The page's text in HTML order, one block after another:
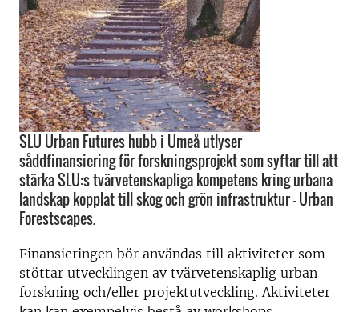
SLU Urban Futures hubb i Umeå utlyser
såddfinansiering för forskningsprojekt som syftar till att
stärka SLU:s tvärvetenskapliga kompetens kring urbana
landskap kopplat till skog och grön infrastruktur - Urban
Forestscapes.
Finansieringen bör användas till aktiviteter som
stöttar utvecklingen av tvärvetenskaplig urban
forskning och/eller projektutveckling. Aktiviteter